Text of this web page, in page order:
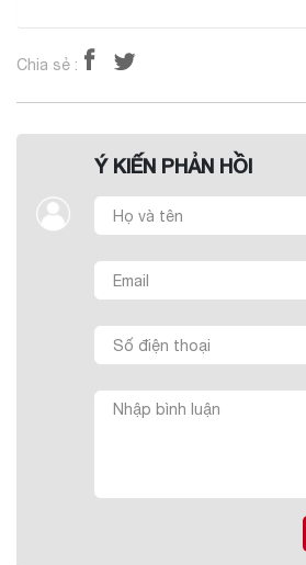
Chia sẻ :
Ý KIẾN PHẢN HỒI